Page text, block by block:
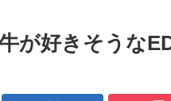
が好きそうな